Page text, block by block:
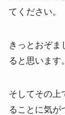
てください。
きっとおぞま
ると思います。
そしてその上
ることに気が